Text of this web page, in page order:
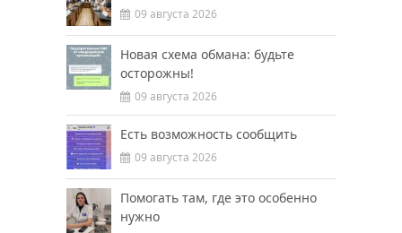
09 августа 2026
Новая схема обмана: будьте
осторожны!
09 августа 2026
Есть возможность сообщить
09 августа 2026
Помогать там, где это особенно
нужно